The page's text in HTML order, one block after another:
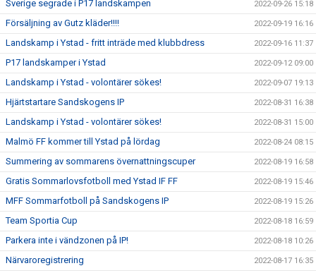
Sverige segrade i P17 landskampen 2022-09-26 15:18
Försäljning av Gutz kläder!!!! 2022-09-19 16:16
Landskamp i Ystad - fritt inträde med klubbdress 2022-09-16 11:37
P17 landskamper i Ystad 2022-09-12 09:00
Landskamp i Ystad - volontärer sökes! 2022-09-07 19:13
Hjärtstartare Sandskogens IP 2022-08-31 16:38
Landskamp i Ystad - volontärer sökes! 2022-08-31 15:00
Malmö FF kommer till Ystad på lördag 2022-08-24 08:15
Summering av sommarens övernattningscuper 2022-08-19 16:58
Gratis Sommarlovsfotboll med Ystad IF FF 2022-08-19 15:46
MFF Sommarfotboll på Sandskogens IP 2022-08-19 15:26
Team Sportia Cup 2022-08-18 16:59
Parkera inte i vändzonen på IP! 2022-08-18 10:26
Närvaroregistrering 2022-08-17 16:35